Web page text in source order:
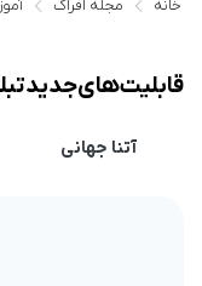
خانه مجله افراک
قابلیت های جدید
آتنا جهانی